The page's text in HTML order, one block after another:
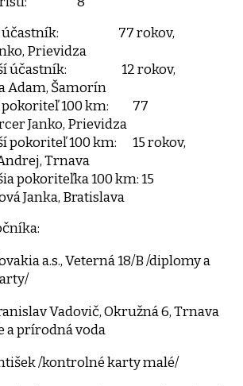
účastník: 77 rokov,
Prievidza
účastník: 12 rokov,
Adam, Šamorín
100 km:
77
Janko, Prievidza
pokoriteľ 100 km:
15 rokov,
Trnava
pokoriteľka 100 km: 15
Janka, Bratislava
a.s., Veterná 18/B /diplomy a
Vadovič, Okružná 6, Trnava
a prírodná voda
/kontrolné karty malé/